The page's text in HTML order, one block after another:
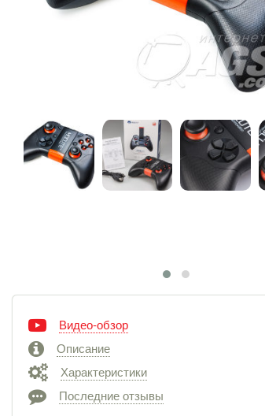
Видео-обзор
Описание
Характеристики
Последние отзывы